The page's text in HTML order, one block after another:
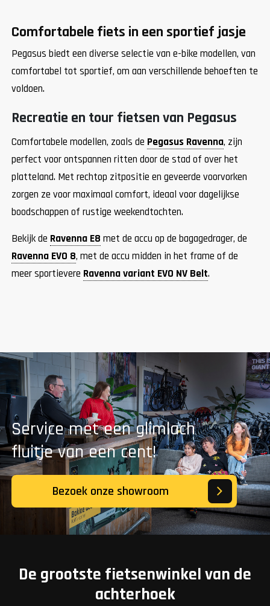
Comfortabele fiets in een sportief jasje
Pegasus biedt een diverse selectie van e-bike modellen, van
comfortabel tot sportief, om aan verschillende behoeften te
voldoen.
Recreatie en tour fietsen van Pegasus
Comfortabele modellen, zoals de Pegasus Ravenna, zijn
perfect voor ontspannen ritten door de stad of over het
platteland. Met rechtop zitpositie en geveerde voorvorken
zorgen ze voor maximaal comfort, ideaal voor dagelijkse
boodschappen of rustige weekendtochten.
Bekijk de Ravenna E8 met de accu op de bagagedrager, de
Ravenna EVO 8, met de accu midden in het frame of de
meer sportievere Ravenna variant EVO NV Belt.
Service met een glimlach
fluitje van een cent!
Bezoek onze showroom
De grootste fietsenwinkel van de
achterhoek